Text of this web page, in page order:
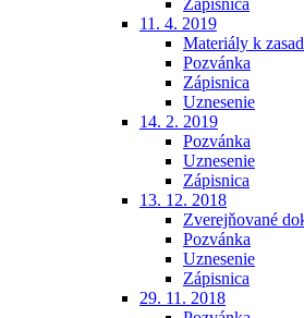
Zápisnica
11. 4. 2019
Materiály k
Pozvánka
Zápisnica
Uznesenie
14. 2. 2019
Pozvánka
Uznesenie
Zápisnica
13. 12. 2018
Zverejňované
Pozvánka
Uznesenie
Zápisnica
29. 11. 2018